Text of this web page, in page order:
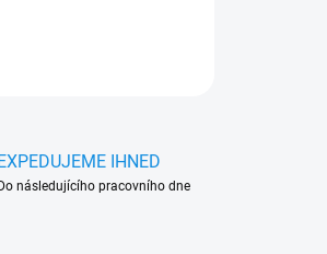
EXPEDUJEME IHNED
Do následujícího pracovního dne